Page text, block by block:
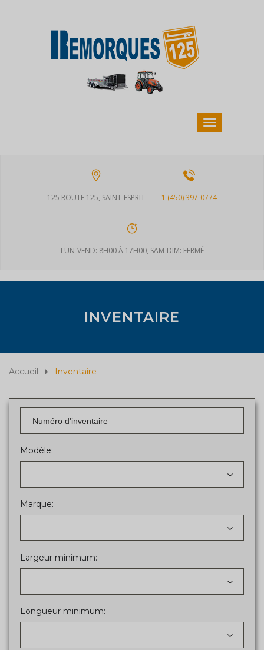
125 ROUTE 125, SAINT-ESPRIT 1 (450) 397-0774
LUN-VEND: 8H00 À 17H00, SAM-DIM: FERMÉ
INVENTAIRE
Accueil Inventaire
Modèle:
Marque:
Largeur minimum:
Longueur minimum: